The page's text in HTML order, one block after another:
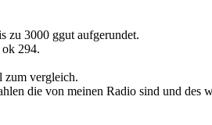
zu 3000 ggut aufgerundet.
294.
zum vergleich.
die von meinen Radio sind und des